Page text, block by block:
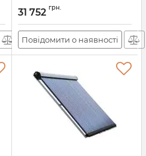
31 752 грн.
Повідомити о наявності